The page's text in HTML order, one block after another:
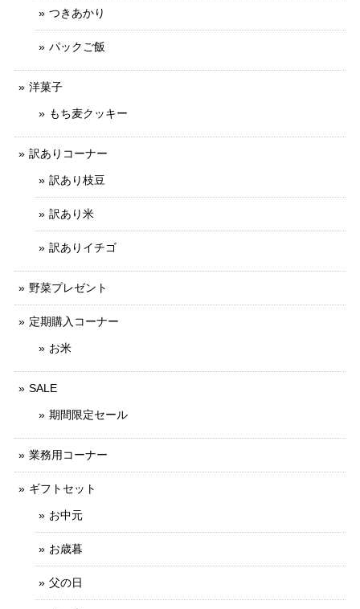
つきあかり
パックご飯
洋菓子
もち麦クッキー
訳ありコーナー
訳あり枝豆
訳あり米
訳ありイチゴ
野菜プレゼント
定期購入コーナー
お米
SALE
期間限定セール
業務用コーナー
ギフトセット
お中元
お歳暮
父の日